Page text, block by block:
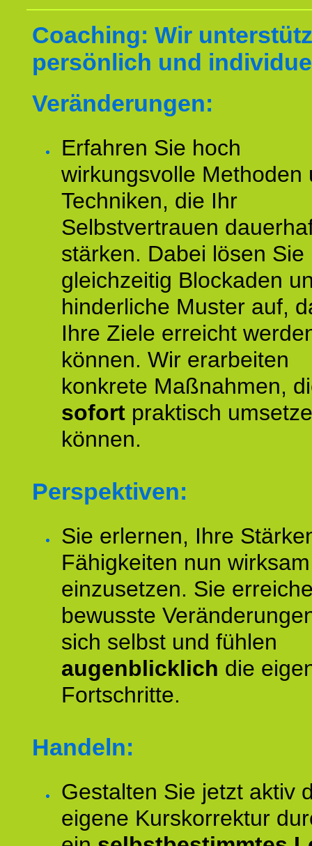
Coaching: Wir
persönlich und
Veränderungen:
Erfahren Sie hoch
wirkungsvolle Methoden
Techniken, die Ihr
Selbstvertrauen
stärken. Dabei lösen Sie
gleichzeitig Blockaden
hinderliche Muster auf,
Ihre Ziele erreicht
können. Wir erarbeiten
konkrete Maßnahmen,
sofort praktisch
können.
Perspektiven:
Sie erlernen, Ihre
Fähigkeiten nun wirksam
einzusetzen. Sie
bewusste
sich selbst und fühlen
augenblicklich die
Fortschritte.
Handeln:
Gestalten Sie jetzt aktiv
eigene Kurskorrektur